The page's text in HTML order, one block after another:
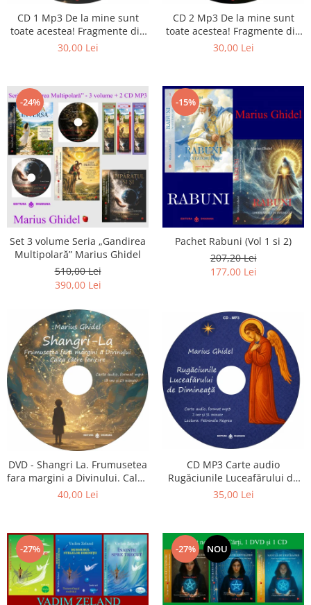
Literatura
Psihologie
Stiinta
CD 1 Mp3 De la mine sunt
toate acestea! Fragmente din
cărțile lui Marius Ghidel
30,00 Lei
CD 2 Mp3 De la mine sunt
toate acestea! Fragmente din
cărțile lui Marius Ghidel
30,00 Lei
-24%
Set 3 volume Seria „Gandirea
Multipolară” Marius Ghidel
510,00 Lei
390,00 Lei
-15%
Pachet Rabuni (Vol 1 si 2)
207,20 Lei
177,00 Lei
DVD - Shangri La. Frumusetea
fara margini a Divinului. Calea
catre fericire
40,00 Lei
CD MP3 Carte audio
Rugăciunile Luceafărului de
dimineață
35,00 Lei
-27% -27% NOU